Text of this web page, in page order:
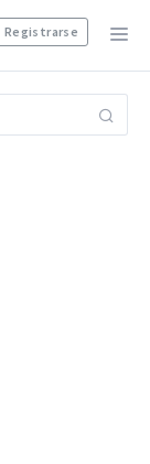
Registrarse